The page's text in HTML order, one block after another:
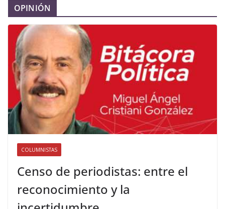
OPINIÓN
COLUMNISTAS
Censo de periodistas: entre el
reconocimiento y la